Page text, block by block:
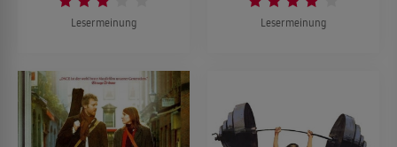
Lesermeinung Lesermeinung